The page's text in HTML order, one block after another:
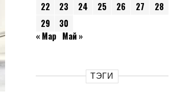
22
23 24 25 26 27
28
29
30
« Мар Май »
ТЭГИ